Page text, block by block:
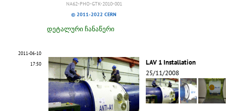
NA62-PHO-GTK-2010-001
© 2011-2022 CERN
დეტალური ჩანაწერი
2011-06-10
17:50
LAV 1 Installation
25/11/2008